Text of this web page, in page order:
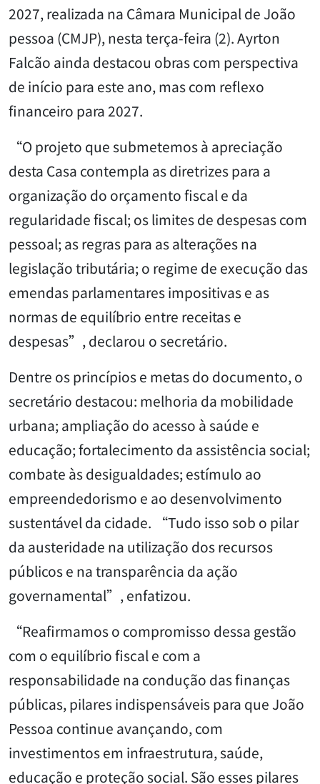
2027, realizada na Câmara Municipal de João
pessoa (CMJP), nesta terça-feira (2). Ayrton
Falcão ainda destacou obras com perspectiva
de início para este ano, mas com reflexo
financeiro para 2027.
“O projeto que submetemos à apreciação
desta Casa contempla as diretrizes para a
organização do orçamento fiscal e da
regularidade fiscal; os limites de despesas com
pessoal; as regras para as alterações na
legislação tributária; o regime de execução das
emendas parlamentares impositivas e as
normas de equilíbrio entre receitas e
despesas”, declarou o secretário.
Dentre os princípios e metas do documento, o
secretário destacou: melhoria da mobilidade
urbana; ampliação do acesso à saúde e
educação; fortalecimento da assistência social;
combate às desigualdades; estímulo ao
empreendedorismo e ao desenvolvimento
sustentável da cidade. “Tudo isso sob o pilar
da austeridade na utilização dos recursos
públicos e na transparência da ação
governamental”, enfatizou.
“Reafirmamos o compromisso dessa gestão
com o equilíbrio fiscal e com a
responsabilidade na condução das finanças
públicas, pilares indispensáveis para que João
Pessoa continue avançando, com
investimentos em infraestrutura, saúde,
educação e proteção social. São esses pilares